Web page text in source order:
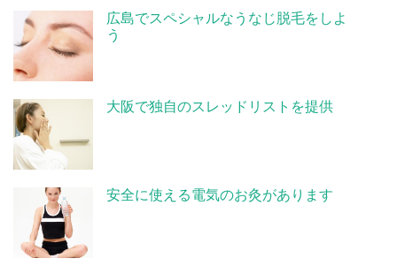
広島でスペシャルなうなじ脱毛をしよ
う
大阪で独自のスレッドリストを提供
安全に使える電気のお灸があります